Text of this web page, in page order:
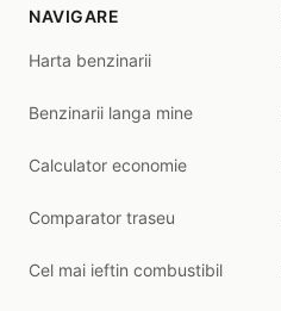
NAVIGARE
Harta benzinarii
Benzinarii langa mine
Calculator economie
Comparator traseu
Cel mai ieftin combustibil